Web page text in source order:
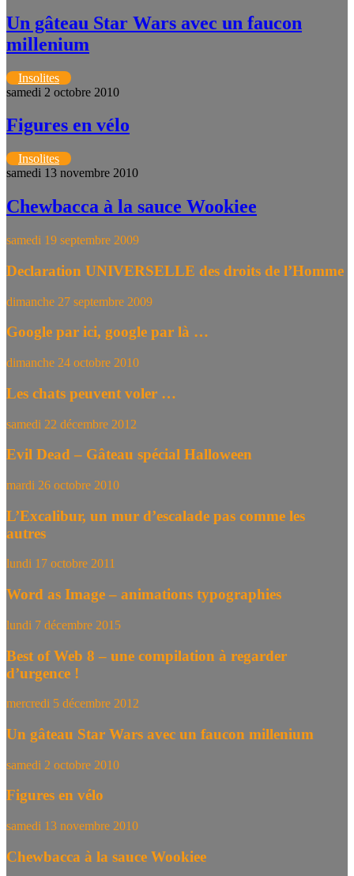
Un gâteau Star Wars avec un faucon
millenium
Insolites
samedi 2 octobre 2010
Figures en vélo
Insolites
samedi 13 novembre 2010
Chewbacca à la sauce Wookiee
samedi 19 septembre 2009
Declaration UNIVERSELLE des droits de l’Homme
dimanche 27 septembre 2009
Google par ici, google par là …
dimanche 24 octobre 2010
Les chats peuvent voler …
samedi 22 décembre 2012
Evil Dead – Gâteau spécial Halloween
mardi 26 octobre 2010
L’Excalibur, un mur d’escalade pas comme les
autres
lundi 17 octobre 2011
Word as Image – animations typographies
lundi 7 décembre 2015
Best of Web 8 – une compilation à regarder
d’urgence !
mercredi 5 décembre 2012
Un gâteau Star Wars avec un faucon millenium
samedi 2 octobre 2010
Figures en vélo
samedi 13 novembre 2010
Chewbacca à la sauce Wookiee